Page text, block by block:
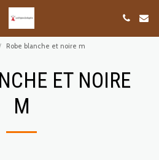
Robe blanche et noire m
ET NOIRE
M